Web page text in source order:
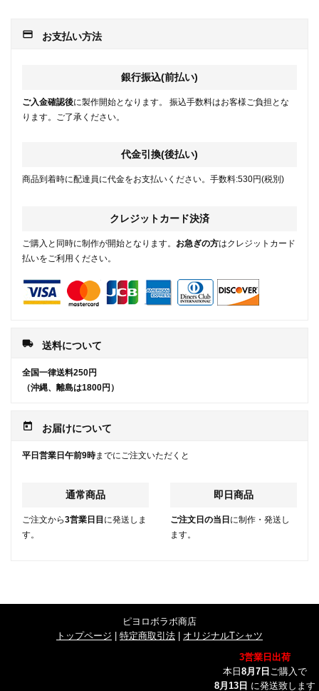
payment お支払い方法
銀行振込(前払い)
ご入金確認後に製作開始となります。 振込手数料はお客様ご負担とな
ります。ご了承ください。
代金引換(後払い)
商品到着時に配達員に代金をお支払いください。手数料:530円(税別)
クレジットカード決済
ご購入と同時に制作が開始となります。 お急ぎの方はクレジットカード
払いをご利用ください。
local_shipping 送料について
全国一律送料250円
（沖縄、離島は1800円）
today お届けについて
平日営業日午前9時までにご注文いただくと
通常商品
ご注文から3営業日目 に発送しま
す。
即日商品
ご注文日の当日 に制作・発送し
ます。
ピヨロボラボ商店
トップページ
特定商取引法
オリジナルTシャツ
3営業日出荷
本日 8月7日 ご購入で
8月13日 に発送致します